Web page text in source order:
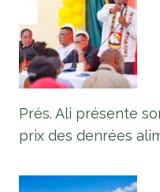
Prés. Ali présente
prix des denrées